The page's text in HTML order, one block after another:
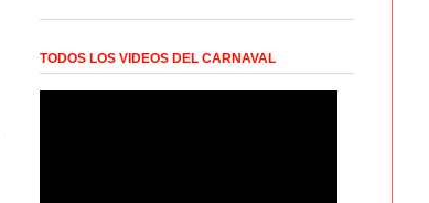
TODOS LOS VIDEOS DEL CARNAVAL